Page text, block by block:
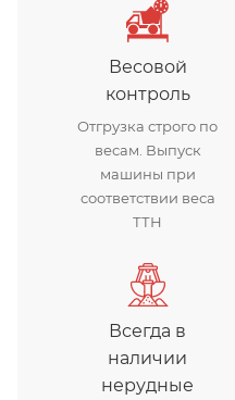
Весовой
контроль
Отгрузка строго по
весам. Выпуск
машины при
соответствии веса
ТТН
Всегда в
наличии
нерудные